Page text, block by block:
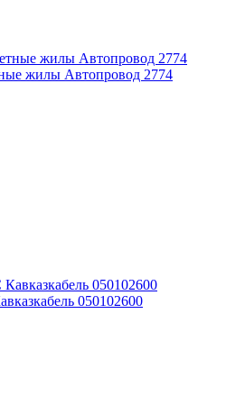
жилы Автопровод 2774
050102600